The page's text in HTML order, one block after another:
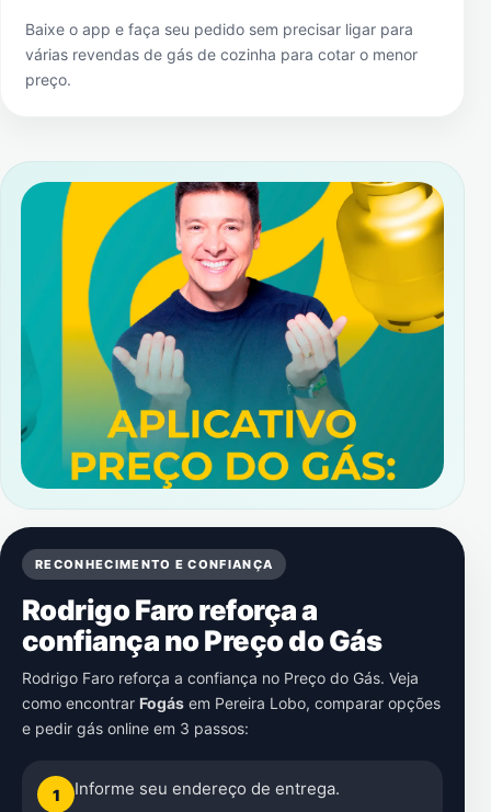
Baixe o app e faça seu pedido sem precisar ligar para
várias revendas de gás de cozinha para cotar o menor
preço.
RECONHECIMENTO E CONFIANÇA
Rodrigo Faro reforça a
confiança no Preço do Gás
Rodrigo Faro reforça a confiança no Preço do Gás. Veja
como encontrar Fogás em Pereira Lobo, comparar opções
e pedir gás online em 3 passos:
1 Informe seu endereço de entrega.